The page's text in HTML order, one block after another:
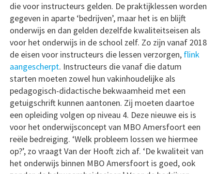
die voor instructeurs gelden. De praktijklessen worden
gegeven in aparte ‘bedrijven’, maar het is en blijft
onderwijs en dan gelden dezelfde kwaliteitseisen als
voor het onderwijs in de school zelf. Zo zijn vanaf 2018
de eisen voor instructeurs die lessen verzorgen, flink
aangescherpt. Instructeurs die vanaf die datum
starten moeten zowel hun vakinhoudelijke als
pedagogisch-didactische bekwaamheid met een
getuigschrift kunnen aantonen. Zij moeten daartoe
een opleiding volgen op niveau 4. Deze nieuwe eis is
voor het onderwijsconcept van MBO Amersfoort een
reële bedreiging. ‘Welk probleem lossen we hiermee
op?’, zo vraagt Van der Hooft zich af. ‘De kwaliteit van
het onderwijs binnen MBO Amersfoort is goed, ook